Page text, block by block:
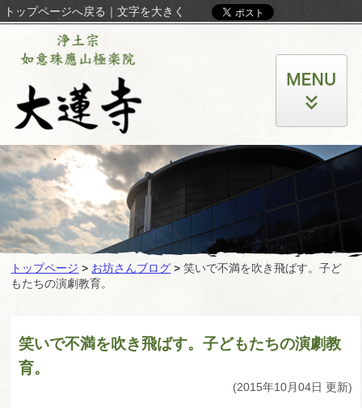
トップページへ戻る ｜ 文字を大きく
トップページ > お坊さんブログ >笑いで不満を吹き飛ばす。子ど
もたちの演劇教育。
笑いで不満を吹き飛ばす。子どもたちの演劇教
育。
(2015年10月04日 更新)